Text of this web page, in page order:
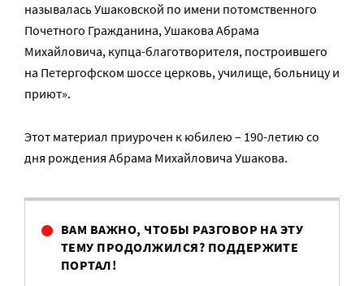
называлась Ушаковской по имени потомственного
Почетного Гражданина, Ушакова Абрама
Михайловича, купца-благотворителя, построившего
на Петергофском шоссе церковь, училище, больницу и
приют».
Этот материал приурочен к юбилею – 190-летию со
дня рождения Абрама Михайловича Ушакова.
ВАМ ВАЖНО, ЧТОБЫ РАЗГОВОР НА ЭТУ
ТЕМУ ПРОДОЛЖИЛСЯ? ПОДДЕРЖИТЕ
ПОРТАЛ!